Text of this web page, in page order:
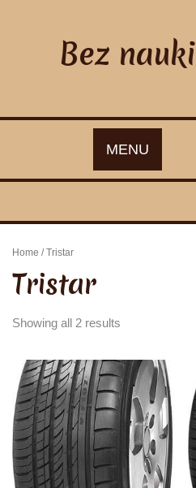
Bez nauki
MENU
Home / Tristar
Tristar
Showing all 2 results